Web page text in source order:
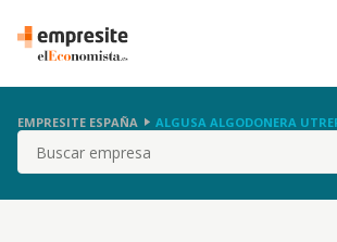
EMPRESITE ESPAÑA ALGUSA ALGODONERA
Buscar